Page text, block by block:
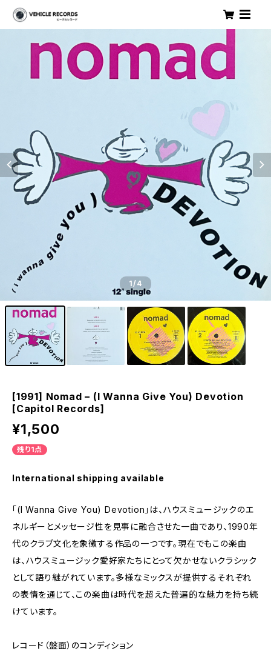
1/4
[1991] Nomad – (I Wanna Give You) Devotion
[Capitol Records]
¥1,500
残り1点
International shipping available
「(I Wanna Give You) Devotion」は、ハウスミュージックのエ
ネルギーとメッセージ性を見事に融合させた一曲であり、1990年
代のクラブ文化を象徴する作品の一つです。現在でもこの楽曲
は、ハウスミュージック愛好家たちにとって欠かせないクラシック
として語り継がれています。多様なミックスが提供するそれぞれ
の表情を通じて、この楽曲は時代を超えた普遍的な魅力を持ち続
けています。
レコード（盤面）のコンディション